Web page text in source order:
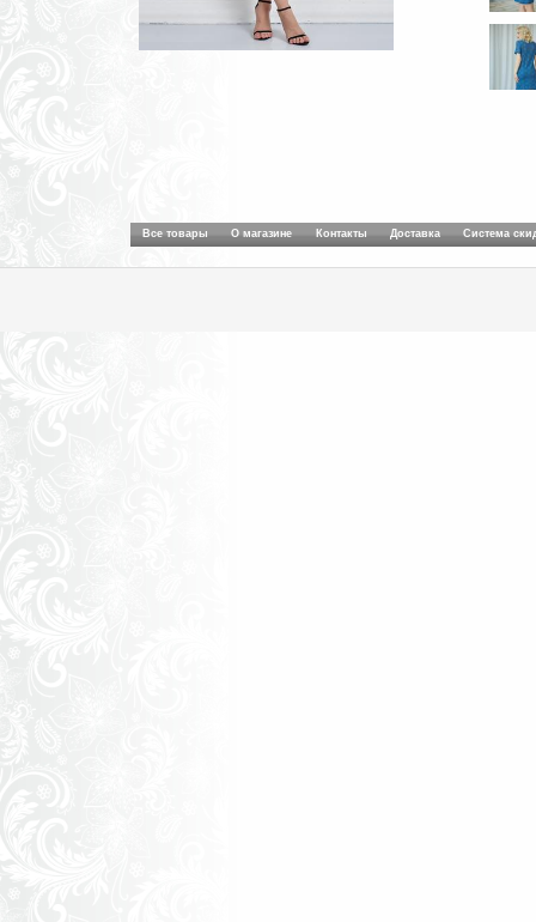
Все товары О магазине Контакты Доставка Система